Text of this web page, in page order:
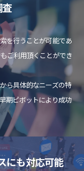
を行うことが可能であ
ご利用頂くことができ
ら具体的なニーズの特
期ピボットにより成功
にも対応可能